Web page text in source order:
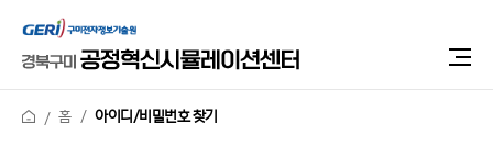
홈 아이디/비밀번호 찾기